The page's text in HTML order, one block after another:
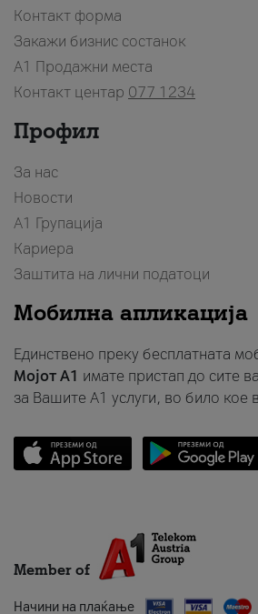
Контакт форма
Закажи бизнис состанок
A1 Продажни места
Контакт центар 077 1234
Профил
За нас
Новости
А1 Групација
Кариера
Заштита на лични податоци
Мобилна апликација
Единствено преку бесплатната
Мојот A1 имате пристап до сите
за Вашите A1 услуги, во било кое
Member of
Начини на плаќање